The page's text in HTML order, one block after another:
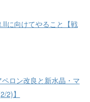
に向けてやること【戦
ペロン改良と新水晶・マ
2)】